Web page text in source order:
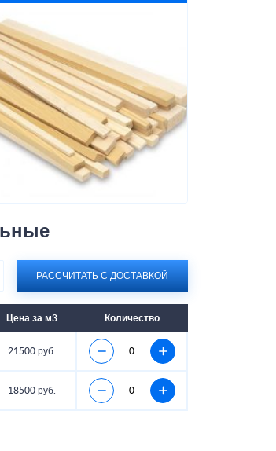
РАССЧИТАТЬ С ДОСТАВКОЙ
Цена за м3 Количество
21500 руб.
18500 руб.